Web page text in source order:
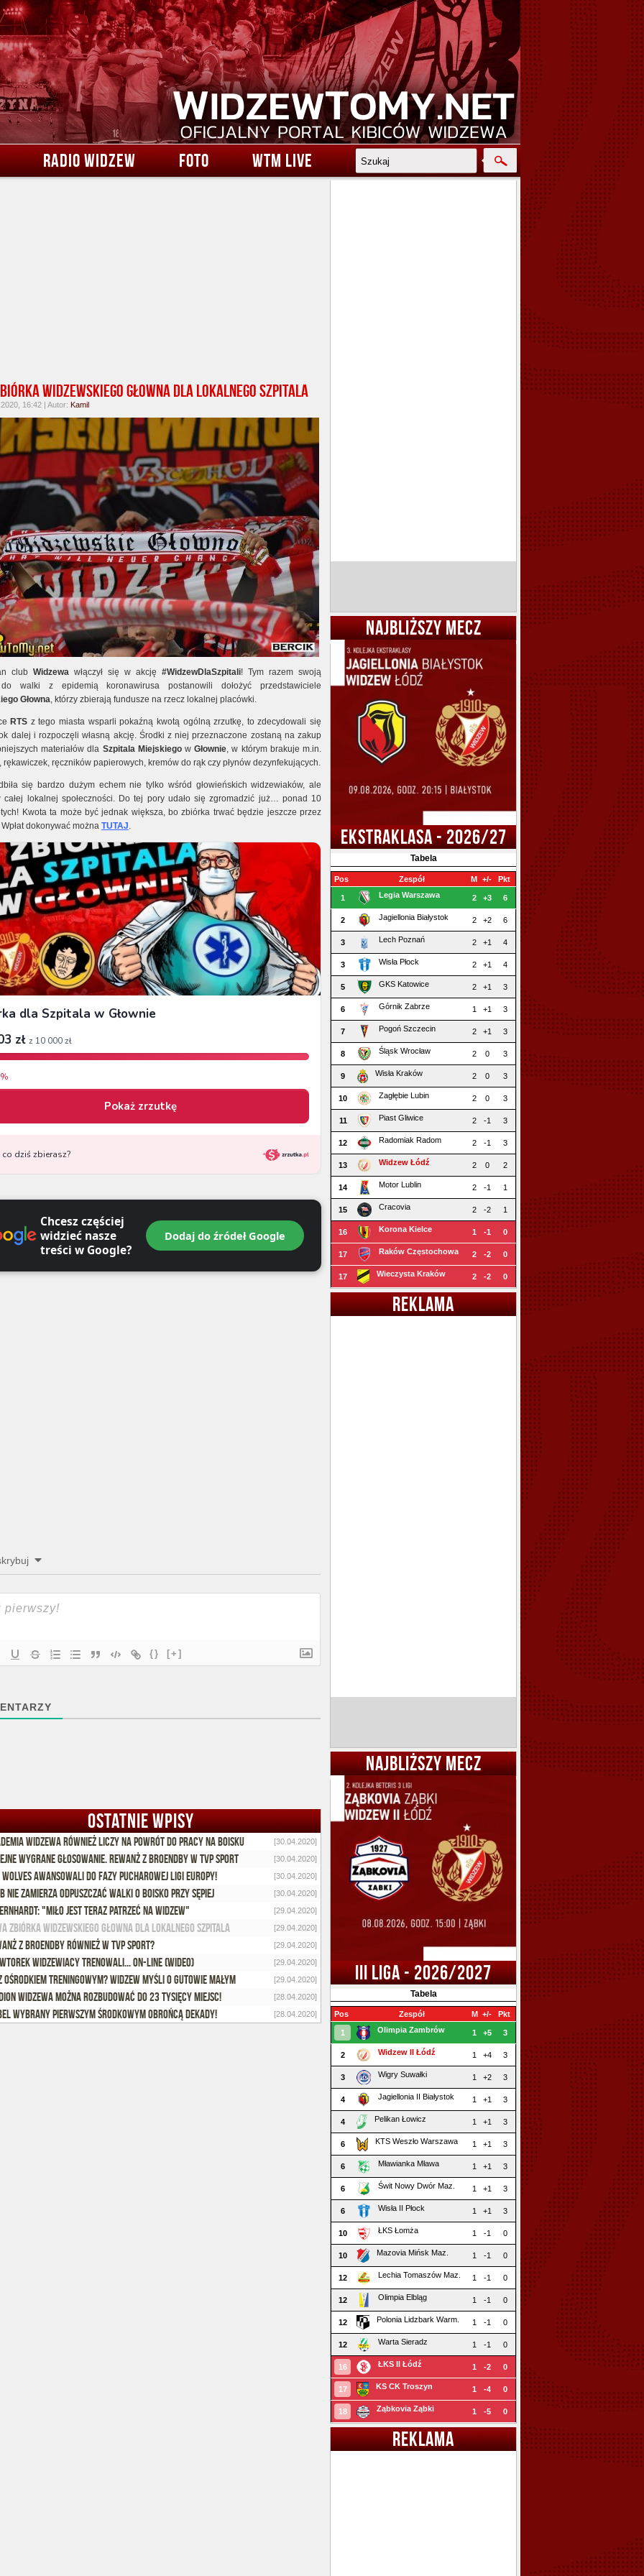
RADIO WIDZEW FOTO WTM LIVE
Widzewskiego Głowna dla lokalnego szpitala
16:42 | Autor: Kamil
club Widzewa włączył się w akcję #WidzewDlaSzpitali! Tym razem swoją
do walki z epidemią koronawirusa postanowili dołożyć przedstawiciele
Głowna, którzy zbierają fundusze na rzecz lokalnej placówki.
RTS z tego miasta wsparli pokaźną kwotą ogólną zrzutkę, to zdecydowali się
dalej i rozpoczęli własną akcję. Środki z niej przeznaczone zostaną na zakup
materiałów dla Szpitala MiejskiegowGłownie, w którym brakuje m.in.
rękawiczek, ręczników papierowych, kremów do rąk czy płynów dezynfekujących.
się bardzo dużym echem nie tylko wśród głowieńskich widzewiaków, ale
całej lokalnej społeczności. Do tej pory udało się zgromadzić już… ponad 10
Kwota ta może być jednak większa, bo zbiórka trwać będzie jeszcze przez
dokonywać można TUTAJ.
Chcesz częściej
widzieć nasze
treści w Google?
Dodaj do źródeł Google
{} [+]
OSTATNIE WPISY
Widzewa również liczy na powrót do pracy na boisku [30.04.2020]
wygrane głosowanie. Rewanż z Broendby w TVP Sport [30.04.2020]
Wolves awansowali do fazy pucharowej Ligi Europy! [30.04.2020]
nie zamierza odpuszczać walki o boisko przy Sępiej [30.04.2020]
"Miło jest teraz patrzeć na Widzew" [29.04.2020]
zbiórka Widzewskiego Głowna dla lokalnego szpitala [29.04.2020]
z Broendby również w TVP Sport? [29.04.2020]
wtorek widzewiacy trenowali... on-line (wideo) [29.04.2020]
ośrodkiem treningowym? Widzew myśli o Gutowie Małym [29.04.2020]
Widzewa można rozbudować do 23 tysięcy miejsc! [28.04.2020]
wybrany pierwszym Środkowym Obrońcą Dekady! [28.04.2020]
NAJBLIŻSZY MECZ
EKSTRAKLASA - 2026/27
Tabela
Pos Zespół M +/- Pkt
1 Legia Warszawa 2 +3 6
2 Jagiellonia Białystok 2 +2 6
3 Lech Poznań 2 +1 4
3 Wisła Płock 2 +1 4
5 GKS Katowice 2 +1 3
6 Górnik Zabrze 1 +1 3
7 Pogoń Szczecin 2 +1 3
8 Śląsk Wrocław 2 0 3
9 Wisła Kraków 2 0 3
10 Zagłębie Lubin 2 0 3
11 Piast Gliwice 2 -1 3
12 Radomiak Radom 2 -1 3
13 Widzew Łódź 2 0 2
14 Motor Lublin 2 -1 1
15 Cracovia 2 -2 1
16 Korona Kielce 1 -1 0
17 Raków Częstochowa 2 -2 0
17 Wieczysta Kraków 2 -2 0
REKLAMA
NAJBLIŻSZY MECZ
III LIGA - 2026/2027
Tabela
Pos Zespół M +/- Pkt
1 Olimpia Zambrów 1 +5 3
2 Widzew II Łódź 1 +4 3
3 Wigry Suwałki 1 +2 3
4 Jagiellonia II Białystok 1 +1 3
4 Pelikan Łowicz 1 +1 3
6 KTS Weszło Warszawa 1 +1 3
6 Mławianka Mława 1 +1 3
6 Świt Nowy Dwór Maz. 1 +1 3
6 Wisła II Płock 1 +1 3
10 ŁKS Łomża 1 -1 0
10 Mazovia Mińsk Maz. 1 -1 0
12 Lechia Tomaszów Maz. 1 -1 0
12 Olimpia Elbląg 1 -1 0
12 Polonia Lidzbark Warm. 1 -1 0
12 Warta Sieradz 1 -1 0
16 ŁKS II Łódź 1 -2 0
17 KS CK Troszyn 1 -4 0
18 Ząbkovia Ząbki 1 -5 0
REKLAMA